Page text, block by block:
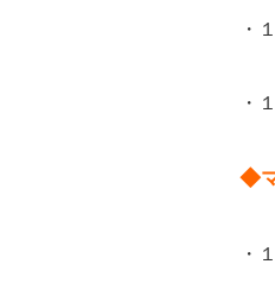
・
・
◆
・